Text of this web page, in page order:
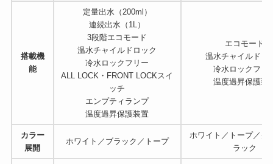
搭載機
能
定量出水（200ml）
連続出水（1L）
3段階エコモード
温水チャイルドロック
冷水ロックフリー
ALL LOCK・FRONT LOCKスイ
ッチ
エンプティランプ
温度過昇保護装置
エコモード
温水チャイルドロ
冷水ロックフリ
温度過昇保護装
カラー
展開
ホワイト／ブラック／トープ
ホワイト／トープ／グ
ラック